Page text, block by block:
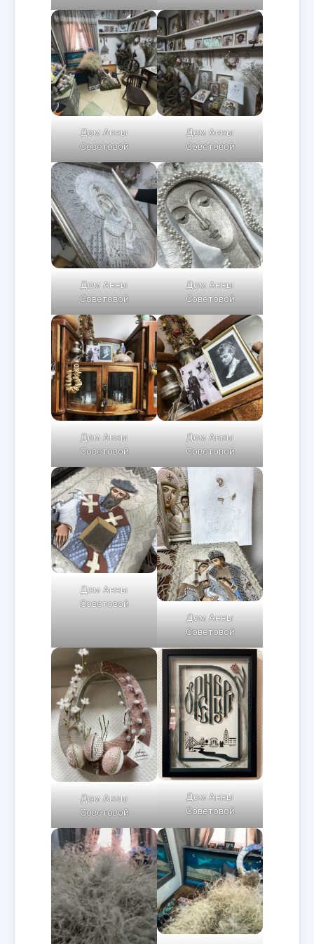
Дом Анны
Советовой
Дом Анны
Советовой
Дом Анны
Советовой
Дом Анны
Советовой
Дом Анны
Советовой
Дом Анны
Советовой
Дом Анны
Советовой
Дом Анны
Советовой
Дом Анны
Советовой
Дом Анны
Советовой